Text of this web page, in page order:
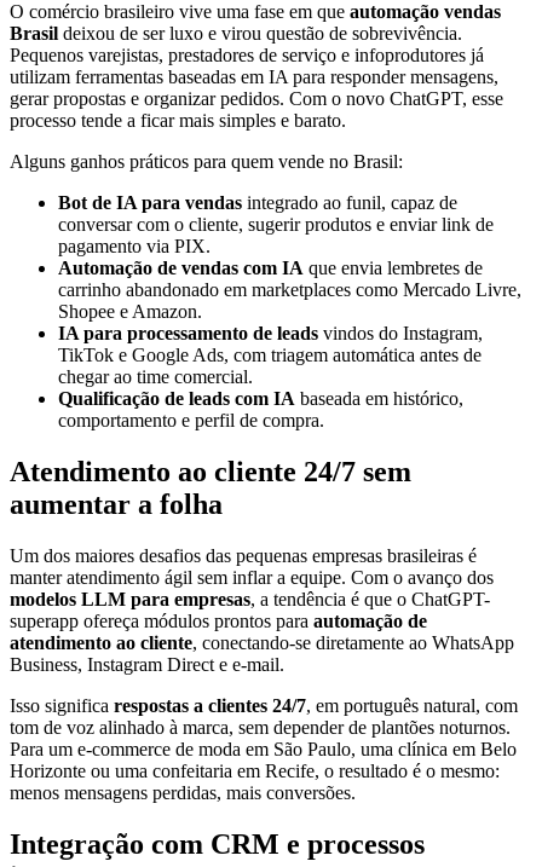
O comércio brasileiro vive uma fase em que automação vendas
Brasil deixou de ser luxo e virou questão de sobrevivência.
Pequenos varejistas, prestadores de serviço e infoprodutores já
utilizam ferramentas baseadas em IA para responder mensagens,
gerar propostas e organizar pedidos. Com o novo ChatGPT, esse
processo tende a ficar mais simples e barato.
Alguns ganhos práticos para quem vende no Brasil:
Bot de IA para vendas integrado ao funil, capaz de
conversar com o cliente, sugerir produtos e enviar link de
pagamento via PIX.
Automação de vendas com IA que envia lembretes de
carrinho abandonado em marketplaces como Mercado Livre,
Shopee e Amazon.
IA para processamento de leads vindos do Instagram,
TikTok e Google Ads, com triagem automática antes de
chegar ao time comercial.
Qualificação de leads com IA baseada em histórico,
comportamento e perfil de compra.
Atendimento ao cliente 24/7 sem
aumentar a folha
Um dos maiores desafios das pequenas empresas brasileiras é
manter atendimento ágil sem inflar a equipe. Com o avanço dos
modelos LLM para empresas, a tendência é que o ChatGPT-
superapp ofereça módulos prontos para automação de
atendimento ao cliente, conectando-se diretamente ao WhatsApp
Business, Instagram Direct e e-mail.
Isso significa respostas a clientes 24/7, em português natural, com
tom de voz alinhado à marca, sem depender de plantões noturnos.
Para um e-commerce de moda em São Paulo, uma clínica em Belo
Horizonte ou uma confeitaria em Recife, o resultado é o mesmo:
menos mensagens perdidas, mais conversões.
Integração com CRM e processos